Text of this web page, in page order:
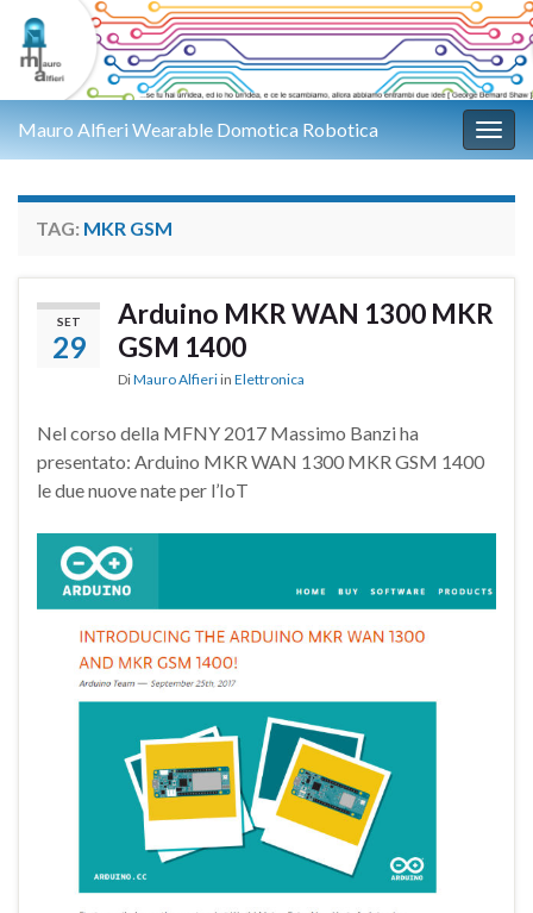
Mauro Alfieri Wearable Domotica Robotica
TAG: MKR GSM
SET
29
Arduino MKR WAN 1300 MKR
GSM 1400
DiMauro Alfieri in Elettronica
Nel corso della MFNY 2017 Massimo Banzi ha
presentato: Arduino MKR WAN 1300 MKR GSM 1400
le due nuove nate per l’IoT